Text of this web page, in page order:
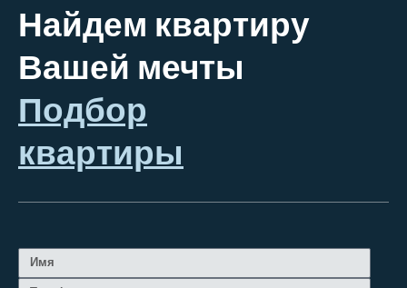
Найдем квартиру
Вашей мечты
Подбор
квартиры